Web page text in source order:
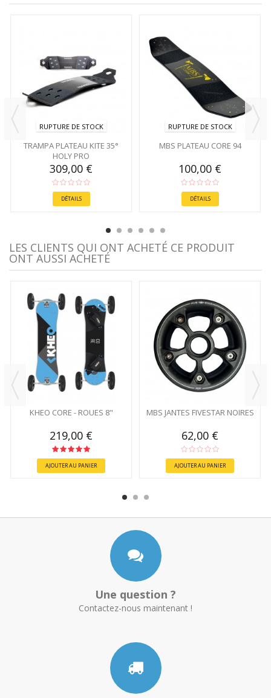
RUPTURE DE STOCK
TRAMPA PLATEAU KITE 35°
HOLY PRO
309,00 €
DÉTAILS
RUPTURE DE STOCK
MBS PLATEAU CORE 94
100,00 €
DÉTAILS
LES CLIENTS QUI ONT ACHETÉ CE PRODUIT
ONT AUSSI ACHETÉ
KHEO CORE - ROUES 8"
219,00 €
AJOUTER AU PANIER
MBS JANTES FIVESTAR NOIRES
62,00 €
AJOUTER AU PANIER
Une question ?
Contactez-nous maintenant !